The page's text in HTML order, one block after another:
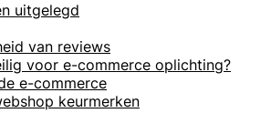
uitgelegd
van reviews
voor e-commerce oplichting?
e-commerce
keurmerken